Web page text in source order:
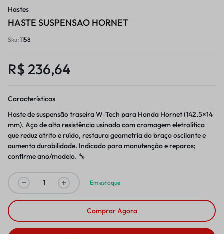
Hastes
HASTE SUSPENSAO HORNET
Sku:1158
R$ 236,64
Características
Haste de suspensão traseira W‑Tech para Honda Hornet (142,5×14
mm). Aço de alta resistência usinado com cromagem eletrolítica
que reduz atrito e ruído, restaura geometria do braço oscilante e
aumenta durabilidade. Indicado para manutenção e reparos;
confirme ano/modelo. 🔧
Em estoque
Comprar Agora